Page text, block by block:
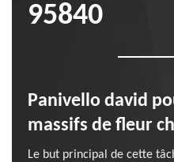
95840
Panivello david
massifs de fleur
Le but principal de cette